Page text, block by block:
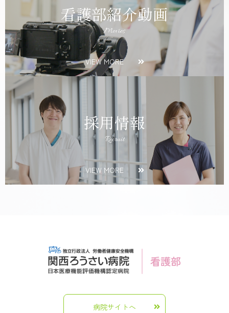
看護部紹介動画
Movies
VIEW MORE
採用情報
Recruit
VIEW MORE
病院サイトへ